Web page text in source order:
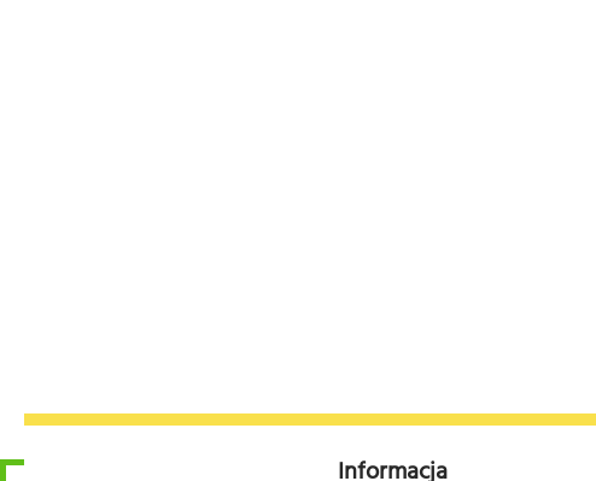
Informacja
Obwieszczenie o